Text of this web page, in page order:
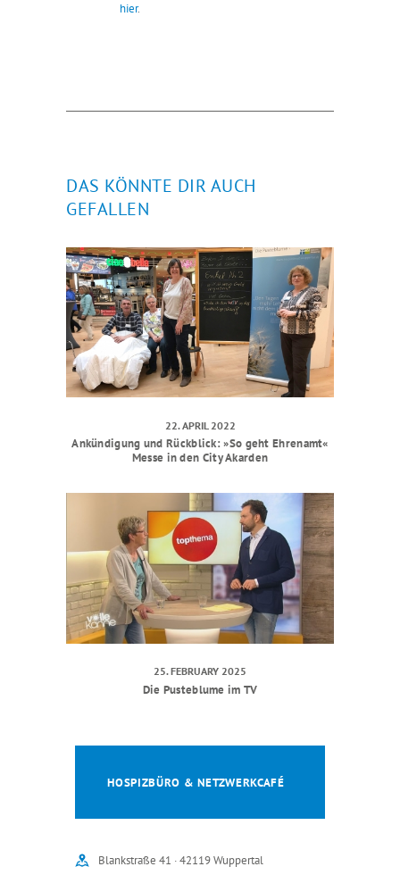
hier.
DAS KÖNNTE DIR AUCH
GEFALLEN
22. APRIL 2022
Ankündigung und Rückblick: »So geht Ehrenamt«
Messe in den City Akarden
25. FEBRUARY 2025
Die Pusteblume im TV
HOSPIZBÜRO & NETZWERKCAFÉ
Blankstraße 41 · 42119 Wuppertal